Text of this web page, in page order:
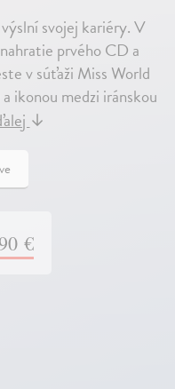
svojej kariéry. V
prvého CD a
v súťaži Miss World
ikonou medzi iránskou
↓
€